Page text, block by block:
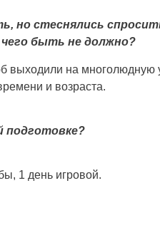
но стеснялись
быть не должно?
на многолюдную
и возраста.
подготовке?
1 день игровой.